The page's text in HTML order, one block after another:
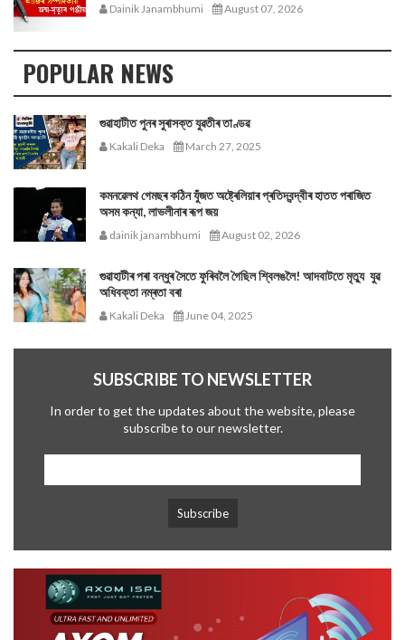
Dainik Janambhumi August 07, 2026
POPULAR NEWS
গুৱাহাটীত পুনৰ সুৰাসক্ত যুৱতীৰ তাণ্ডৱ
Kakali Deka March 27, 2025
কমনৱেলথ গেমছৰ কঠিন যুঁজত অষ্ট্ৰেলিয়াৰ প্ৰতিদ্বন্দ্বীৰ হাতত পৰাজিত
অসম কন্যা, লাভলীনাৰ ৰূপ জয়
dainik janambhumi August 02, 2026
গুৱাহাটীৰ পৰা বন্ধুৰ সৈতে ফুৰিবলৈ গৈছিল শ্বিলঙলৈ! আদবাটতে মৃত্যু যুৱ
অধিবক্তা নম্ৰতা বৰা
Kakali Deka June 04, 2025
SUBSCRIBE TO NEWSLETTER
In order to get the updates about the website, please
subscribe to our newsletter.